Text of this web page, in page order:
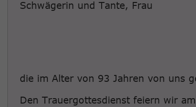
Schwägerin und Tante, Frau
die im Alter von 93 Jahren von uns
Den Trauergottesdienst feiern wir